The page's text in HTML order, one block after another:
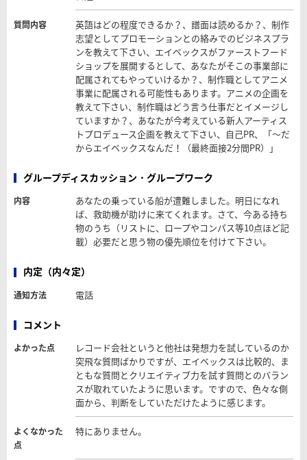
質問内容
英語はどの程度できるか？、譜面は読めるか？、制作
志望としてプロモーションとの絡みでのビジネスプラ
ンを教えて下さい、エイベックスがファーストフード
ショップを展開するとして、あなたがそこの事業部に
配属されてもやっていけるか？、制作職としてアニメ
事業に配属される可能性もあります。アニメの企画を
教えて下さい、制作職はどう言う仕事だとイメージし
ていますか？、あなたが今考えている新人アーティス
トプロデュース企画を教えて下さい、自己PR、「～だ
からエイベックスなんだ！（最終面接2分間PR）」
グループディスカッション・グループワーク
内容
あなたの乗っている船が遭難しました。明日になれ
ば、救助機が助けに来てくれます。さて、今ある持ち
物のうち（リストに、ロープやコンパス等10点ほど記
載）必要だと思う物の優先順位を付けて下さい。
内定（内々定）
通知方法 電話
コメント
よかった点
レコード会社というと他社は発想力を試しているのか
突飛な質問ばかりですが、エイベックスは比較的、ま
ともな質問とクリエイティブ力を試す質問とのバラン
スが取れていたように思います。ですので、色々な側
面から、判断をしていただけたように感じます。
よくなかった
点
特にありません。